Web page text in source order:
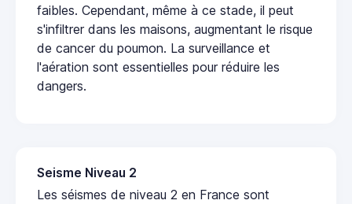
faibles. Cependant, même à ce stade, il peut
s'infiltrer dans les maisons, augmentant le risque
de cancer du poumon. La surveillance et
l'aération sont essentielles pour réduire les
dangers.
Seisme Niveau 2
Les séismes de niveau 2 en France sont